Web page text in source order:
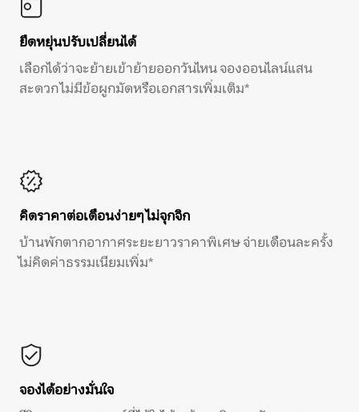
ยืดหยุ่นปรับเปลี่ยนได้
เลือกได้ว่าจะย้ายเข้าย้ายออกวันไหน จองออนไลน์แสน
สะดวก ไม่มีข้อผูกมัดหรือเอกสารเพิ่มเติม*
คิดราคาต่อเดือนง่ายๆ ไม่จุกจิก
บ้านพักตากอากาศระยะยาวราคาพิเศษ จ่ายเดือนละครั้ง
ไม่คิดค่าธรรมเนียมเพิ่ม*
จองได้อย่างมั่นใจ